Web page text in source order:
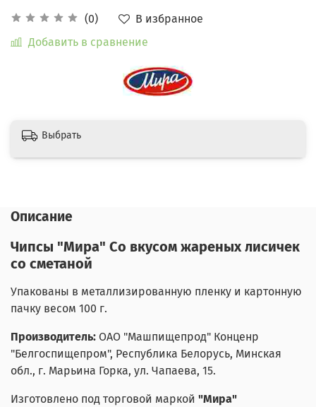
(0)
В избранное
Добавить в сравнение
Выбрать
Описание
Чипсы "Мира" Со вкусом жареных лисичек
со сметаной
Упакованы в металлизированную пленку и картонную
пачку весом 100 г.
Производитель: ОАО "Машпищепрод" Конценр
"Белгоспищепром", Республика Белорусь, Минская
обл., г. Марьина Горка, ул. Чапаева, 15.
Изготовлено под торговой маркой "Mира"